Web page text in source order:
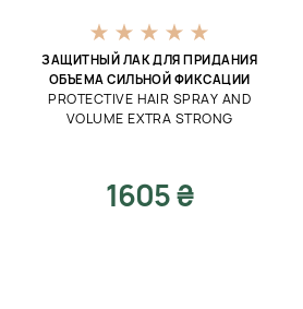
ЗАЩИТНЫЙ ЛАК ДЛЯ ПРИДАНИЯ
ОБЪЕМА СИЛЬНОЙ ФИКСАЦИИ
PROTECTIVE HAIR SPRAY AND
VOLUME EXTRA STRONG
1605 ₴